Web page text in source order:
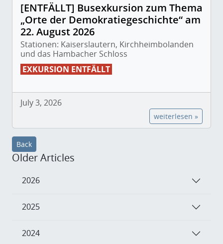
[ENTFÄLLT] Busexkursion zum Thema
„Orte der Demokratiegeschichte“ am
22. August 2026
Stationen: Kaiserslautern, Kirchheimbolanden
und das Hambacher Schloss
EXKURSION ENTFÄLLT
July 3, 2026
weiterlesen »
Back
Older Articles
2026
2025
2024